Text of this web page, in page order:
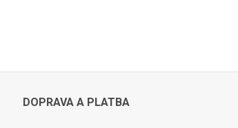
DOPRAVA A PLATBA